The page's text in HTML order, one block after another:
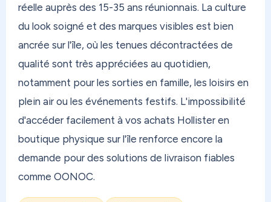
réelle auprès des 15-35 ans réunionnais. La culture
du look soigné et des marques visibles est bien
ancrée sur l'île, où les tenues décontractées de
qualité sont très appréciées au quotidien,
notamment pour les sorties en famille, les loisirs en
plein air ou les événements festifs. L'impossibilité
d'accéder facilement à vos achats Hollister en
boutique physique sur l'île renforce encore la
demande pour des solutions de livraison fiables
comme OONOC.